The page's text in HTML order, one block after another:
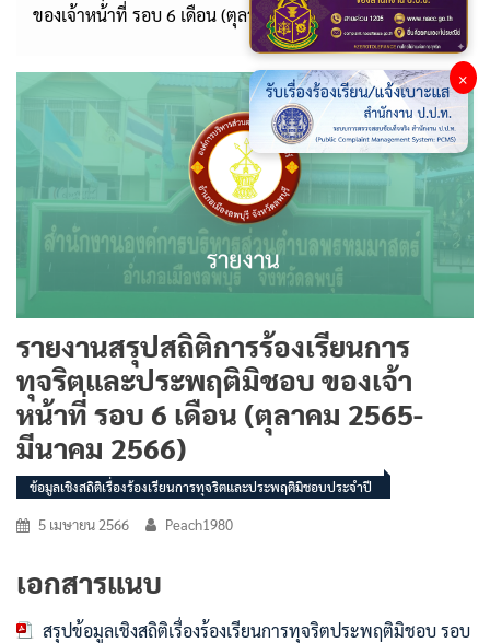
ของเจ้าหน้าที่ รอบ 6 เดือน (ตุลาคม 2565-มีนาคม 2566)
รายงานสรุปสถิติการร้องเรียนการ
ทุจริตและประพฤติมิชอบ ของเจ้า
หน้าที่ รอบ 6 เดือน (ตุลาคม 2565-
มีนาคม 2566)
ข้อมูลเชิงสถิติเรื่องร้องเรียนการทุจริตและประพฤติมิชอบประจำปี
5 เมษายน 2566 Peach1980
เอกสารแนบ
สรุปข้อมูลเชิงสถิติเรื่องร้องเรียนการทุจริตประพฤติมิชอบ รอบ
×